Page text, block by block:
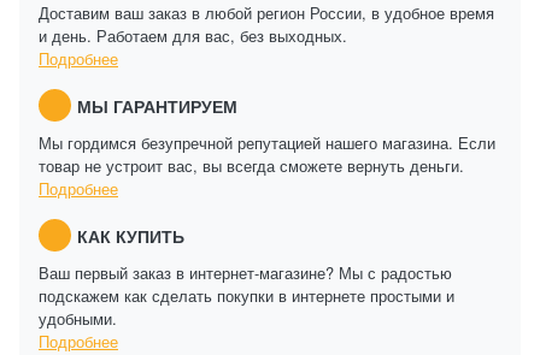
Доставим ваш заказ в любой регион России, в удобное время
и день. Работаем для вас, без выходных.
Подробнее
МЫ ГАРАНТИРУЕМ
Мы гордимся безупречной репутацией нашего магазина. Если
товар не устроит вас, вы всегда сможете вернуть деньги.
Подробнее
КАК КУПИТЬ
Ваш первый заказ в интернет-магазине? Мы с радостью
подскажем как сделать покупки в интернете простыми и
удобными.
Подробнее